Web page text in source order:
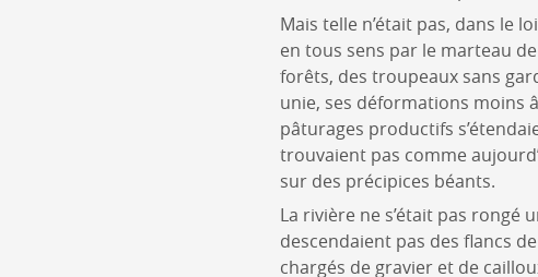
Mais telle n’était pas, dans le
en tous sens par le marteau
forêts, des troupeaux sans
unie, ses déformations moins
pâturages productifs
trouvaient pas comme
sur des précipices béants.
La rivière ne s’était pas
descendaient pas des flancs
chargés de gravier et de